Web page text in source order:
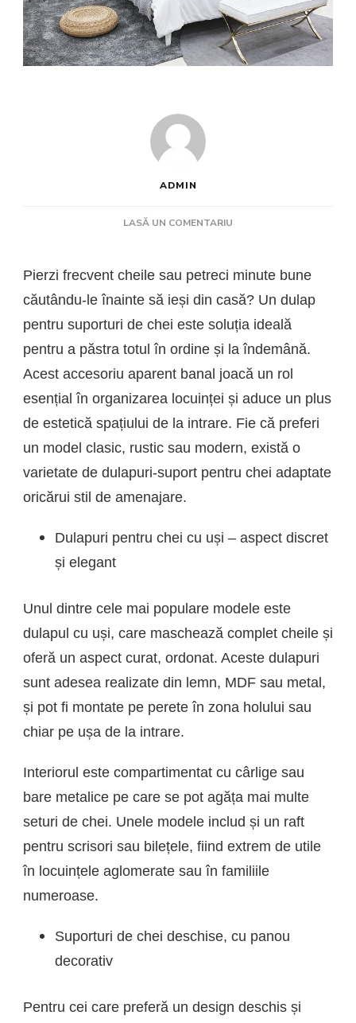
ADMIN
LASĂ UN COMENTARIU
DULAPURI
SUPORTURI
DE
Pierzi frecvent cheile sau petreci minute bune
căutându-le înainte să ieși din casă? Un dulap
pentru suporturi de chei este soluția ideală
pentru a păstra totul în ordine și la îndemână.
Acest accesoriu aparent banal joacă un rol
esențial în organizarea locuinței și aduce un plus
de estetică spațiului de la intrare. Fie că preferi
un model clasic, rustic sau modern, există o
varietate de dulapuri-suport pentru chei adaptate
oricărui stil de amenajare.
Dulapuri pentru chei cu uși – aspect discret
și elegant
Unul dintre cele mai populare modele este
dulapul cu uși, care maschează complet cheile și
oferă un aspect curat, ordonat. Aceste dulapuri
sunt adesea realizate din lemn, MDF sau metal,
și pot fi montate pe perete în zona holului sau
chiar pe ușa de la intrare.
Interiorul este compartimentat cu cârlige sau
bare metalice pe care se pot agăța mai multe
seturi de chei. Unele modele includ și un raft
pentru scrisori sau bilețele, fiind extrem de utile
în locuințele aglomerate sau în familiile
numeroase.
Suporturi de chei deschise, cu panou
decorativ
Pentru cei care preferă un design deschis și